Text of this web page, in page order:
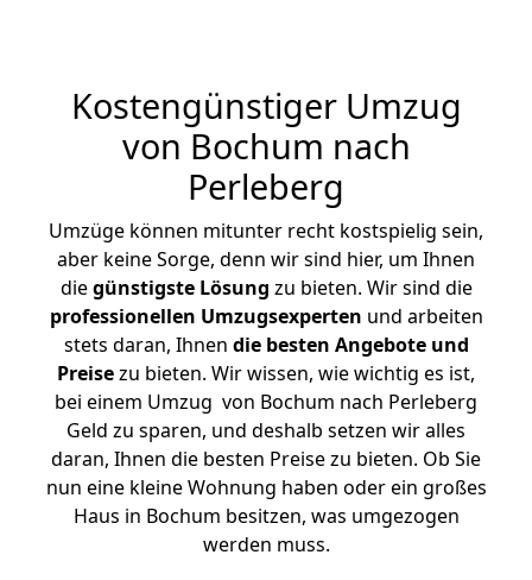
Kostengünstiger Umzug
von Bochum nach
Perleberg
Umzüge können mitunter recht kostspielig sein,
aber keine Sorge, denn wir sind hier, um Ihnen
diegünstigste Lösung zu bieten. Wir sind die
professionellen Umzugsexperten und arbeiten
stets daran, Ihnen die besten Angebote und
Preisezu bieten. Wir wissen, wie wichtig es ist,
bei einem Umzug von Bochum nach Perleberg
Geld zu sparen, und deshalb setzen wir alles
daran, Ihnen die besten Preise zu bieten. Ob Sie
nun eine kleine Wohnung haben oder ein großes
Haus in Bochum besitzen, was umgezogen
werden muss.